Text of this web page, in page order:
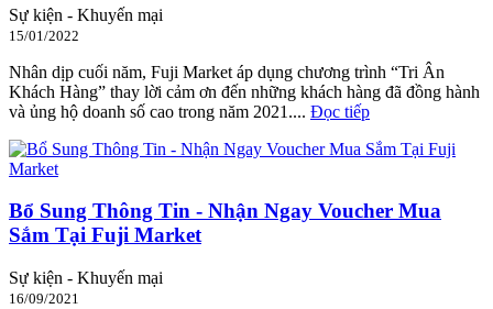
Sự kiện - Khuyến mại
15/01/2022
Nhân dịp cuối năm, Fuji Market áp dụng chương trình “Tri Ân
Khách Hàng” thay lời cảm ơn đến những khách hàng đã đồng hành
và ủng hộ doanh số cao trong năm 2021.... Đọc tiếp
Bổ Sung Thông Tin - Nhận Ngay Voucher Mua
Sắm Tại Fuji Market
Sự kiện - Khuyến mại
16/09/2021